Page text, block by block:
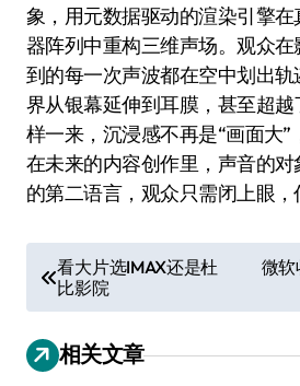
象，用元数据驱动的渲染引擎
器阵列中重构三维声场。观众
到的每一次声波都在空中划出
界从银幕延伸到耳膜，甚至超
样一来，沉浸感不再是“画面大”
在未来的内容创作里，声音的
的第二语言，观众只需闭上眼，
章
导
航
看大片选IMAX还是杜
比影院
微软
相关文章